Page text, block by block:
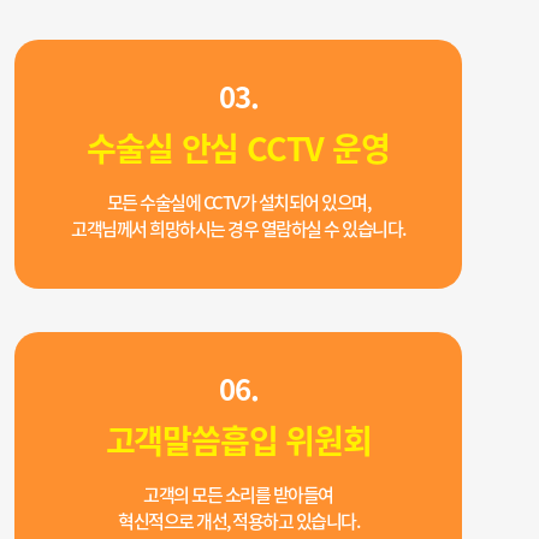
03.
수술실 안심 CCTV 운영
모든 수술실에 CCTV가 설치되어 있으며,
고객님께서 희망하시는 경우 열람하실 수 있습니다.
06.
고객말씀흡입 위원회
고객의 모든 소리를 받아들여
혁신적으로 개선, 적용하고 있습니다.